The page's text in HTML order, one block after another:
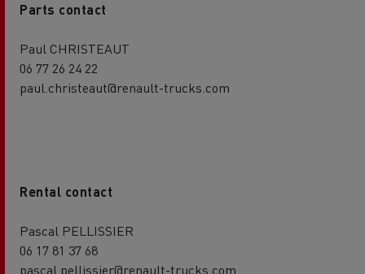
Parts contact
Paul CHRISTEAUT
06 77 26 24 22
paul.christeaut@renault-trucks.com
Rental contact
Pascal PELLISSIER
06 17 81 37 68
pascal.pellissier@renault-trucks.com